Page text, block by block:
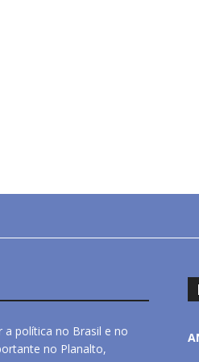
a política no Brasil e no
no Planalto,